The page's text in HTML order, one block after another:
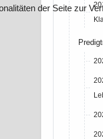
der Seite zur